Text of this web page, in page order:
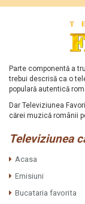
Parte componentă a
trebui descrisă ca o
populară autentică
Dar Televiziunea
cărei muzică românii
Televiziunea
Acasa
Emisiuni
Bucataria favorita